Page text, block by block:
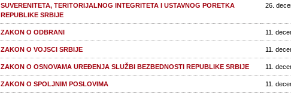
SUVERENITETA, TERITORIJALNOG INTEGRITETA I USTAVNOG PORETKA
REPUBLIKE SRBIJE
26.
ZAKON O ODBRANI 11.
ZAKON O VOJSCI SRBIJE 11.
ZAKON O OSNOVAMA UREĐENJA SLUŽBI BEZBEDNOSTI REPUBLIKE SRBIJE 11.
ZAKON O SPOLJNIM POSLOVIMA 11.